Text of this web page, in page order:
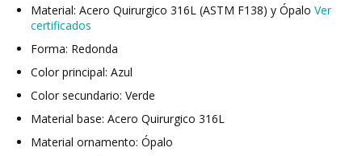
Material: Acero Quirurgico 316L (ASTM F138) y Ópalo Ver
certificados
Forma: Redonda
Color principal: Azul
Color secundario: Verde
Material base: Acero Quirurgico 316L
Material ornamento: Ópalo